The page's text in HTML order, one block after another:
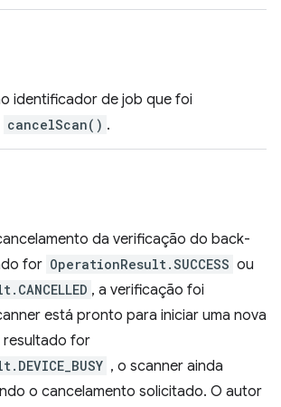
identificador de job que foi
cancelScan() .
da verificação do back-
for OperationResult.SUCCESS ou
, a verificação foi
está pronto para iniciar uma nova
resultado for
, o scanner ainda
o cancelamento solicitado. O autor